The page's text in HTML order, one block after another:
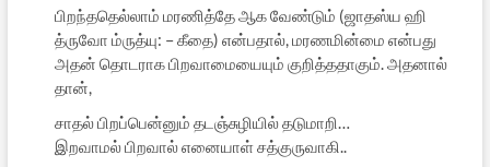
பிறந்ததெல்லாம் மரணித்தே ஆக வேண்டும் (ஜாதஸ்ய ஹி
த்ருவோ ம்ருத்யு: – கீதை) என்பதால், மரணமின்மை என்பது
அதன் தொடராக பிறவாமையையும் குறித்ததாகும். அதனால்
தான்,
சாதல் பிறப்பென்னும் தடஞ்சுழியில் தடுமாறி…
இறவாமல் பிறவால் எனையாள் சத்குருவாகி..